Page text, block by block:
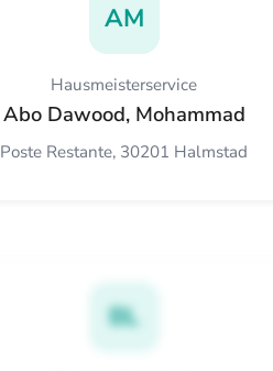
AM
Hausmeisterservice
Abo Dawood, Mohammad
Poste Restante, 30201 Halmstad
BL